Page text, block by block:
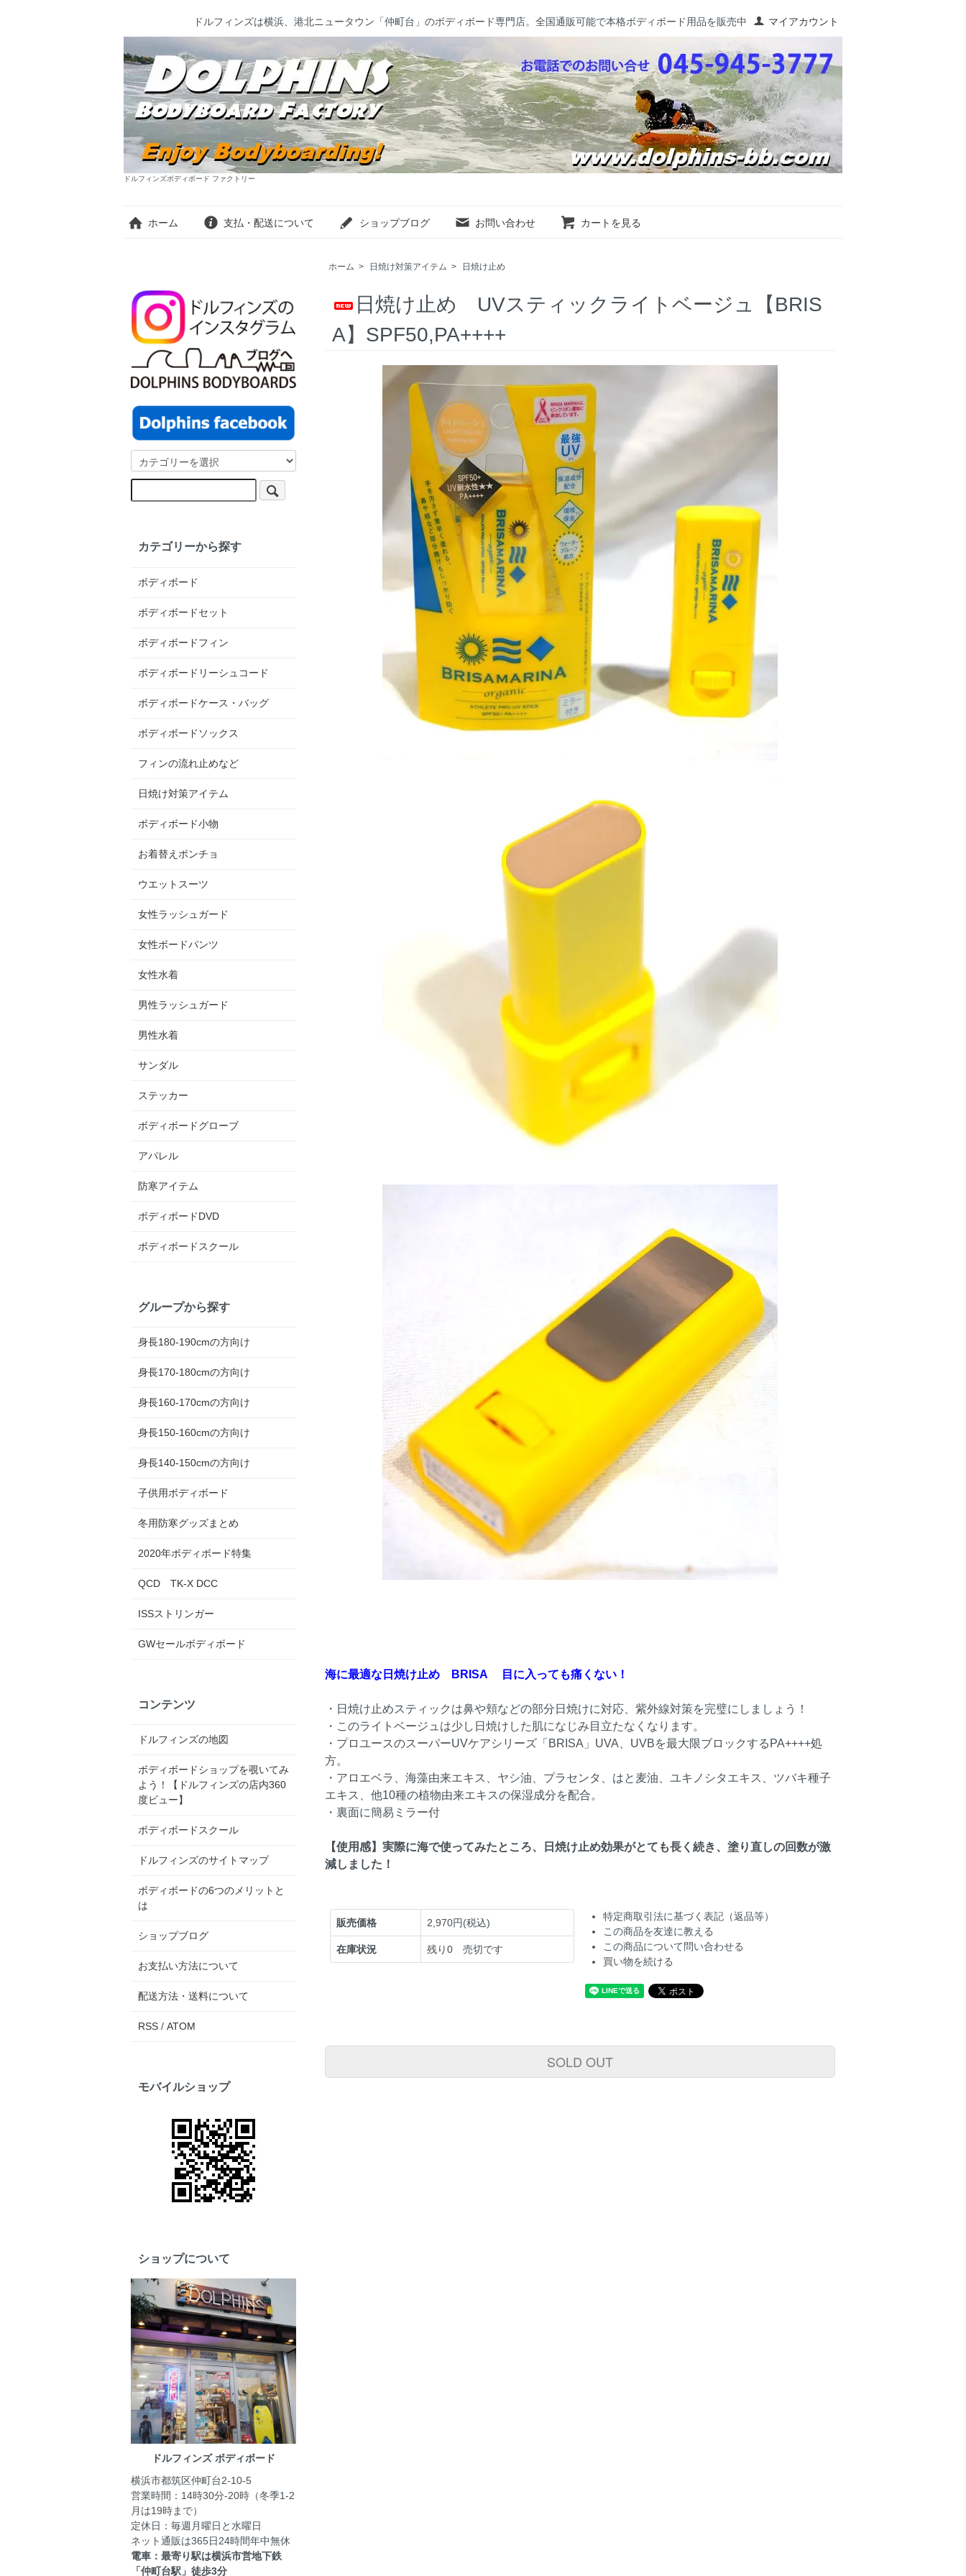
ドルフィンズは横浜、港北ニュータウン「仲町台」のボディボード専門店。全国通販可能で本格ボディボード用品を販売中 マイアカウント
ドルフィンズボディボード ファクトリー
ホーム 支払・配送について ショップブログ お問い合わせ カートを見る
ホーム > 日焼け対策アイテム > 日焼け止め
日焼け止め UVスティックライトベージュ【BRIS
A】SPF50,PA++++
海に最適な日焼け止め BRISA 目に入っても痛くない！
・日焼け止めスティックは鼻や頬などの部分日焼けに対応、紫外線対策を完璧にしましょう！
・このライトベージュは少し日焼けした肌になじみ目立たなくなります。
・プロユースのスーパーUVケアシリーズ「BRISA」UVA、UVBを最大限ブロックするPA++++処
方。
・アロエベラ、海藻由来エキス、ヤシ油、プラセンタ、はと麦油、ユキノシタエキス、ツバキ種子
エキス、他10種の植物由来エキスの保湿成分を配合。
・裏面に簡易ミラー付
【使用感】実際に海で使ってみたところ、日焼け止め効果がとても長く続き、塗り直しの回数が激
減しました！
販売価格 2,970円(税込)
在庫状況 残り0 売切です
特定商取引法に基づく表記（返品等）
この商品を友達に教える
この商品について問い合わせる
買い物を続ける
SOLD OUT
カテゴリーから探す
ボディボード
ボディボードセット
ボディボードフィン
ボディボードリーシュコード
ボディボードケース・バッグ
ボディボードソックス
フィンの流れ止めなど
日焼け対策アイテム
ボディボード小物
お着替えポンチョ
ウエットスーツ
女性ラッシュガード
女性ボードパンツ
女性水着
男性ラッシュガード
男性水着
サンダル
ステッカー
ボディボードグローブ
アパレル
防寒アイテム
ボディボードDVD
ボディボードスクール
グループから探す
身長180-190cmの方向け
身長170-180cmの方向け
身長160-170cmの方向け
身長150-160cmの方向け
身長140-150cmの方向け
子供用ボディボード
冬用防寒グッズまとめ
2020年ボディボード特集
QCD TK-X DCC
ISSストリンガー
GWセールボディボード
コンテンツ
ドルフィンズの地図
ボディボードショップを覗いてみ
よう！【ドルフィンズの店内360
度ビュー】
ボディボードスクール
ドルフィンズのサイトマップ
ボディボードの6つのメリットと
は
ショップブログ
お支払い方法について
配送方法・送料について
RSS / ATOM
モバイルショップ
ショップについて
ドルフィンズ ボディボード
横浜市都筑区仲町台2-10-5
営業時間：14時30分-20時（冬季1-2
月は19時まで）
定休日：毎週月曜日と水曜日
ネット通販は365日24時間年中無休
電車：最寄り駅は横浜市営地下鉄
「仲町台駅」徒歩3分